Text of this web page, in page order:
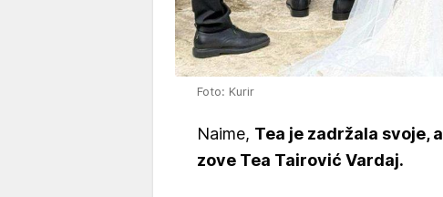
Foto: Kurir
Naime, Tea je zadržala svoje, a
zove Tea Tairović Vardaj.